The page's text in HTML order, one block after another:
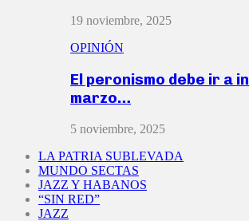
19 noviembre, 2025
OPINIÓN
El peronismo debe ir a
marzo…
5 noviembre, 2025
LA PATRIA SUBLEVADA
MUNDO SECTAS
JAZZ Y HABANOS
“SIN RED”
JAZZ